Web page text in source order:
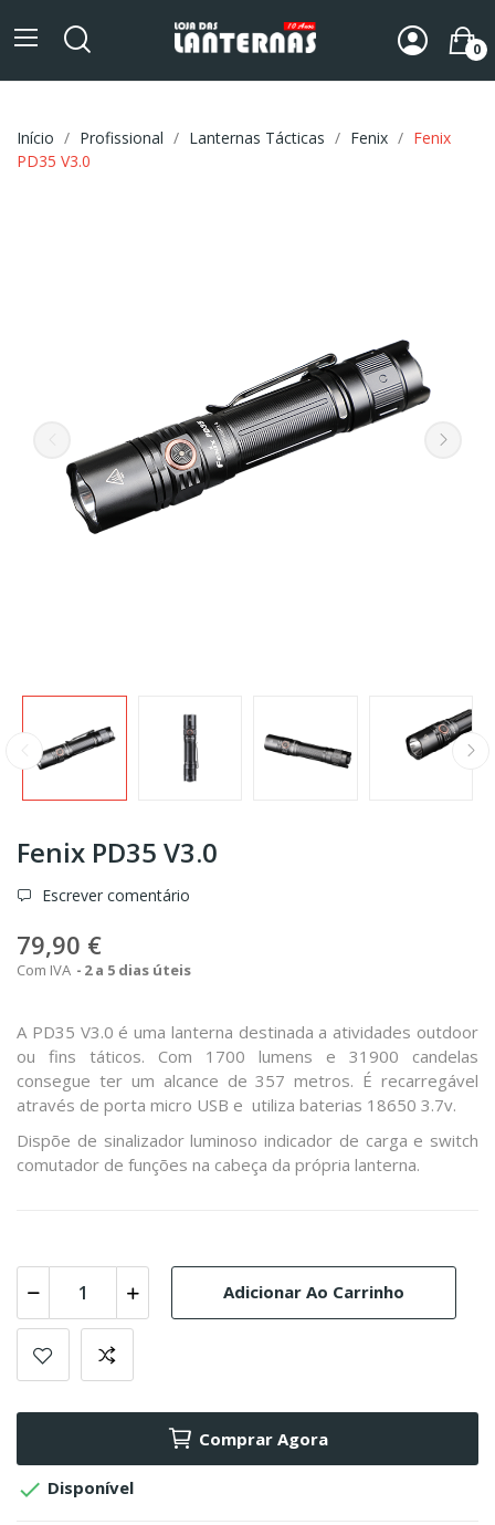
0
Início Profissional Lanternas Tácticas Fenix
Fenix
PD35 V3.0
Fenix PD35 V3.0
Escrever comentário
79,90 €
Com IVA 2 a 5 dias úteis
A PD35 V3.0 é uma lanterna destinada a atividades outdoor
ou fins táticos. Com 1700 lumens e 31900 candelas
consegue ter um alcance de 357 metros. É recarregável
através de porta micro USB e utiliza baterias 18650 3.7v.
Dispõe de sinalizador luminoso indicador de carga e switch
comutador de funções na cabeça da própria lanterna.
Adicionar Ao Carrinho
Comprar Agora
 Disponível